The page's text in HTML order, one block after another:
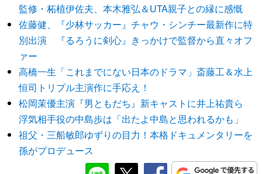
監修・柘植伊佐夫、本木雅弘＆UTA親子との縁に感慨
佐藤健、『少林サッカー』チャウ・シンチー最新作に特
別出演 『るろうに剣心』きっかけで監督から直々オフ
ァー
高橋一生「これまでにない日本のドラマ」斎藤工＆水上
恒司トリプル主演作に手応え！
松岡茉優主演『男ともだち』新キャストに井上祐貴ら
浮気相手役の中島歩は「出たよ中島と思われるかも」
祖父・三船敏郎ゆずりの目力！本格ドキュメンタリーを
孫がプロデュース